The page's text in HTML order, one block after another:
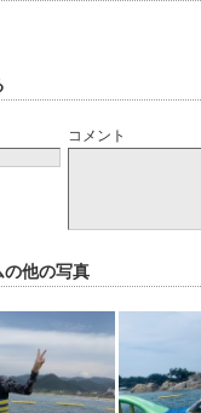
コメント
の他の写真